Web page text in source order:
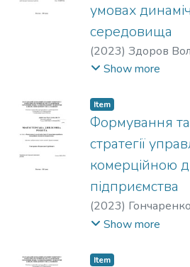
умовах
середовища
(2023) Здоров
Миколайович
Show more
Item
Формування та
стратегії
комерційною
підприємства
(2023)
Сергійович
Show more
Item